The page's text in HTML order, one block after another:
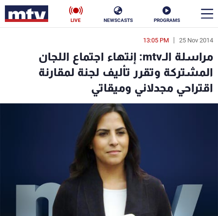
PROGRAMS
NEWSCASTS
LIVE
25 Nov 2014
13:05 PM
مراسلة الـmtv: إنتهاء اجتماع اللجان
المشتركة وتقرر تأليف لجنة لمقارنة
اقتراحي مجدلاني وميقاتي
en
الأخبار
سياسة ناس
فن
رياضة
البرامج